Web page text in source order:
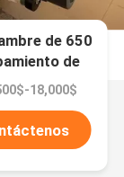
de 650
de
18,000$